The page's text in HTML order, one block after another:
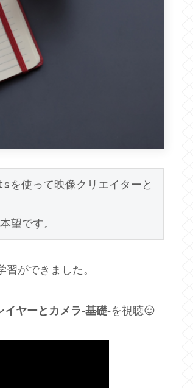
使って映像クリエイターと
望です。
ができました。
イヤーとカメラ-基礎-を視聴😌